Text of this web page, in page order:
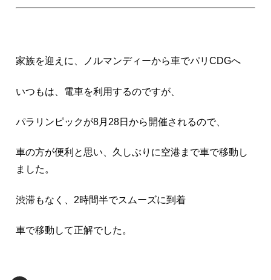
家族を迎えに、ノルマンディーから車でパリCDGへ
いつもは、電車を利用するのですが、
パラリンピックが8月28日から開催されるので、
車の方が便利と思い、久しぶりに空港まで車で移動し
ました。
渋滞もなく、2時間半でスムーズに到着
車で移動して正解でした。